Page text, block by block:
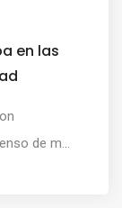
en las
de m...